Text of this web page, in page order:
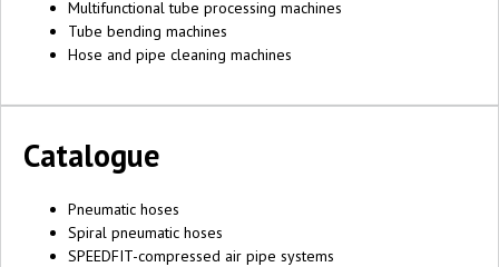
Multifunctional tube processing machines
Tube bending machines
Hose and pipe cleaning machines
Catalogue
Pneumatic hoses
Spiral pneumatic hoses
SPEEDFIT-compressed air pipe systems